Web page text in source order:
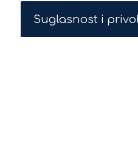
Suglasnost i